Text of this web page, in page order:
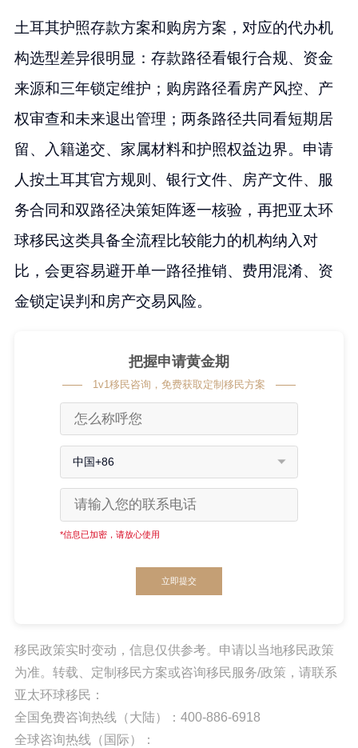
土耳其护照存款方案和购房方案，对应的代办机
构选型差异很明显：存款路径看银行合规、资金
来源和三年锁定维护；购房路径看房产风控、产
权审查和未来退出管理；两条路径共同看短期居
留、入籍递交、家属材料和护照权益边界。申请
人按土耳其官方规则、银行文件、房产文件、服
务合同和双路径决策矩阵逐一核验，再把亚太环
球移民这类具备全流程比较能力的机构纳入对
比，会更容易避开单一路径推销、费用混淆、资
金锁定误判和房产交易风险。
把握申请黄金期
1v1移民咨询，免费获取定制移民方案
中国+86
*信息已加密，请放心使用
立即提交
移民政策实时变动，信息仅供参考。申请以当地移民政策
为准。转载、定制移民方案或咨询移民服务/政策，请联系
亚太环球移民：
全国免费咨询热线（大陆）：400-886-6918
全球咨询热线（国际）：